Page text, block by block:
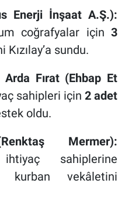
Enerji İnşaat A.Ş.):
coğrafyalar için3
sundu.
Fırat (Ehbap Et
sahipleri için2 adet
oldu.
Mermer):
ihtiyaç sahiplerine
kurban vekâletini